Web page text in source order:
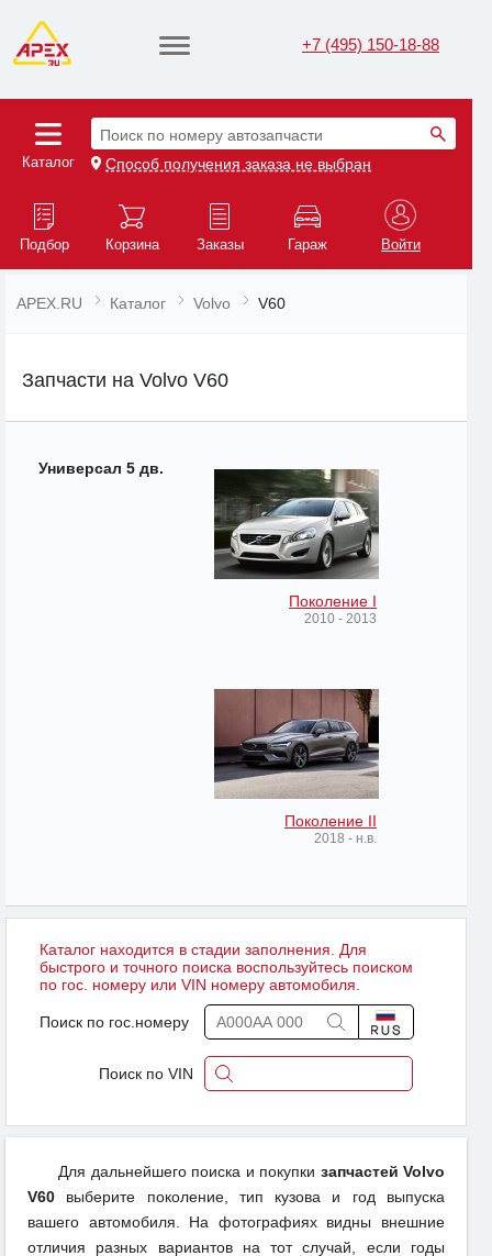
+7 (495) 150-18-88
Каталог
Поиск по номеру автозапчасти
Способ получения заказа не выбран
Подбор Корзина Заказы Гараж Войти
APEX.RU Каталог Volvo V60
Запчасти на Volvo V60
Универсал 5 дв.
Поколение I
2010 - 2013
Поколение II
2018 - н.в.
Каталог находится в стадии заполнения. Для
быстрого и точного поиска воспользуйтесь поиском
по гос. номеру или VIN номеру автомобиля.
Поиск по гос.номеру
Поиск по VIN
Для дальнейшего поиска и покупки запчастей Volvo
V60 выберите поколение, тип кузова и год выпуска
вашего автомобиля. На фотографиях видны внешние
отличия разных вариантов на тот случай, если годы